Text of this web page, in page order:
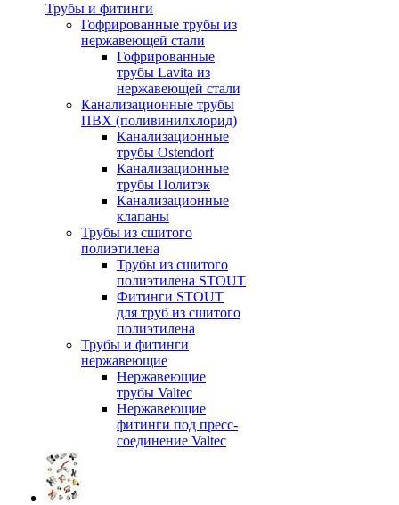
Трубы и фитинги
Гофрированные трубы из
нержавеющей стали
Гофрированные
трубы Lavita из
нержавеющей стали
Канализационные трубы
ПВХ (поливинилхлорид)
Канализационные
трубы Ostendorf
Канализационные
трубы Политэк
Канализационные
клапаны
Трубы из сшитого
полиэтилена
Трубы из сшитого
полиэтилена STOUT
Фитинги STOUT
для труб из сшитого
полиэтилена
Трубы и фитинги
нержавеющие
Нержавеющие
трубы Valtec
Нержавеющие
фитинги под пресс-
соединение Valtec